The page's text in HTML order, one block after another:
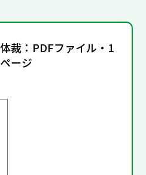
体裁：PDFファイル・1
ページ